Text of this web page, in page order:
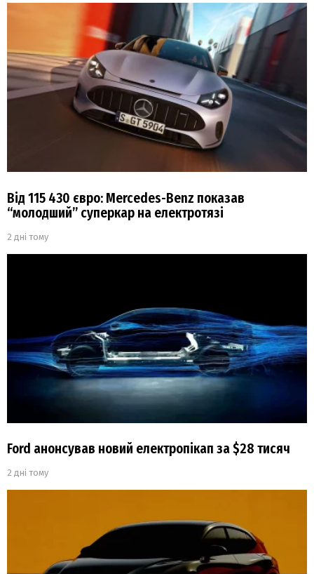
Від 115 430 євро: Mercedes-Benz показав
“молодший” суперкар на електротязі
2 дні тому
Ford анонсував новий електропікап за $28 тисяч
2 дні тому